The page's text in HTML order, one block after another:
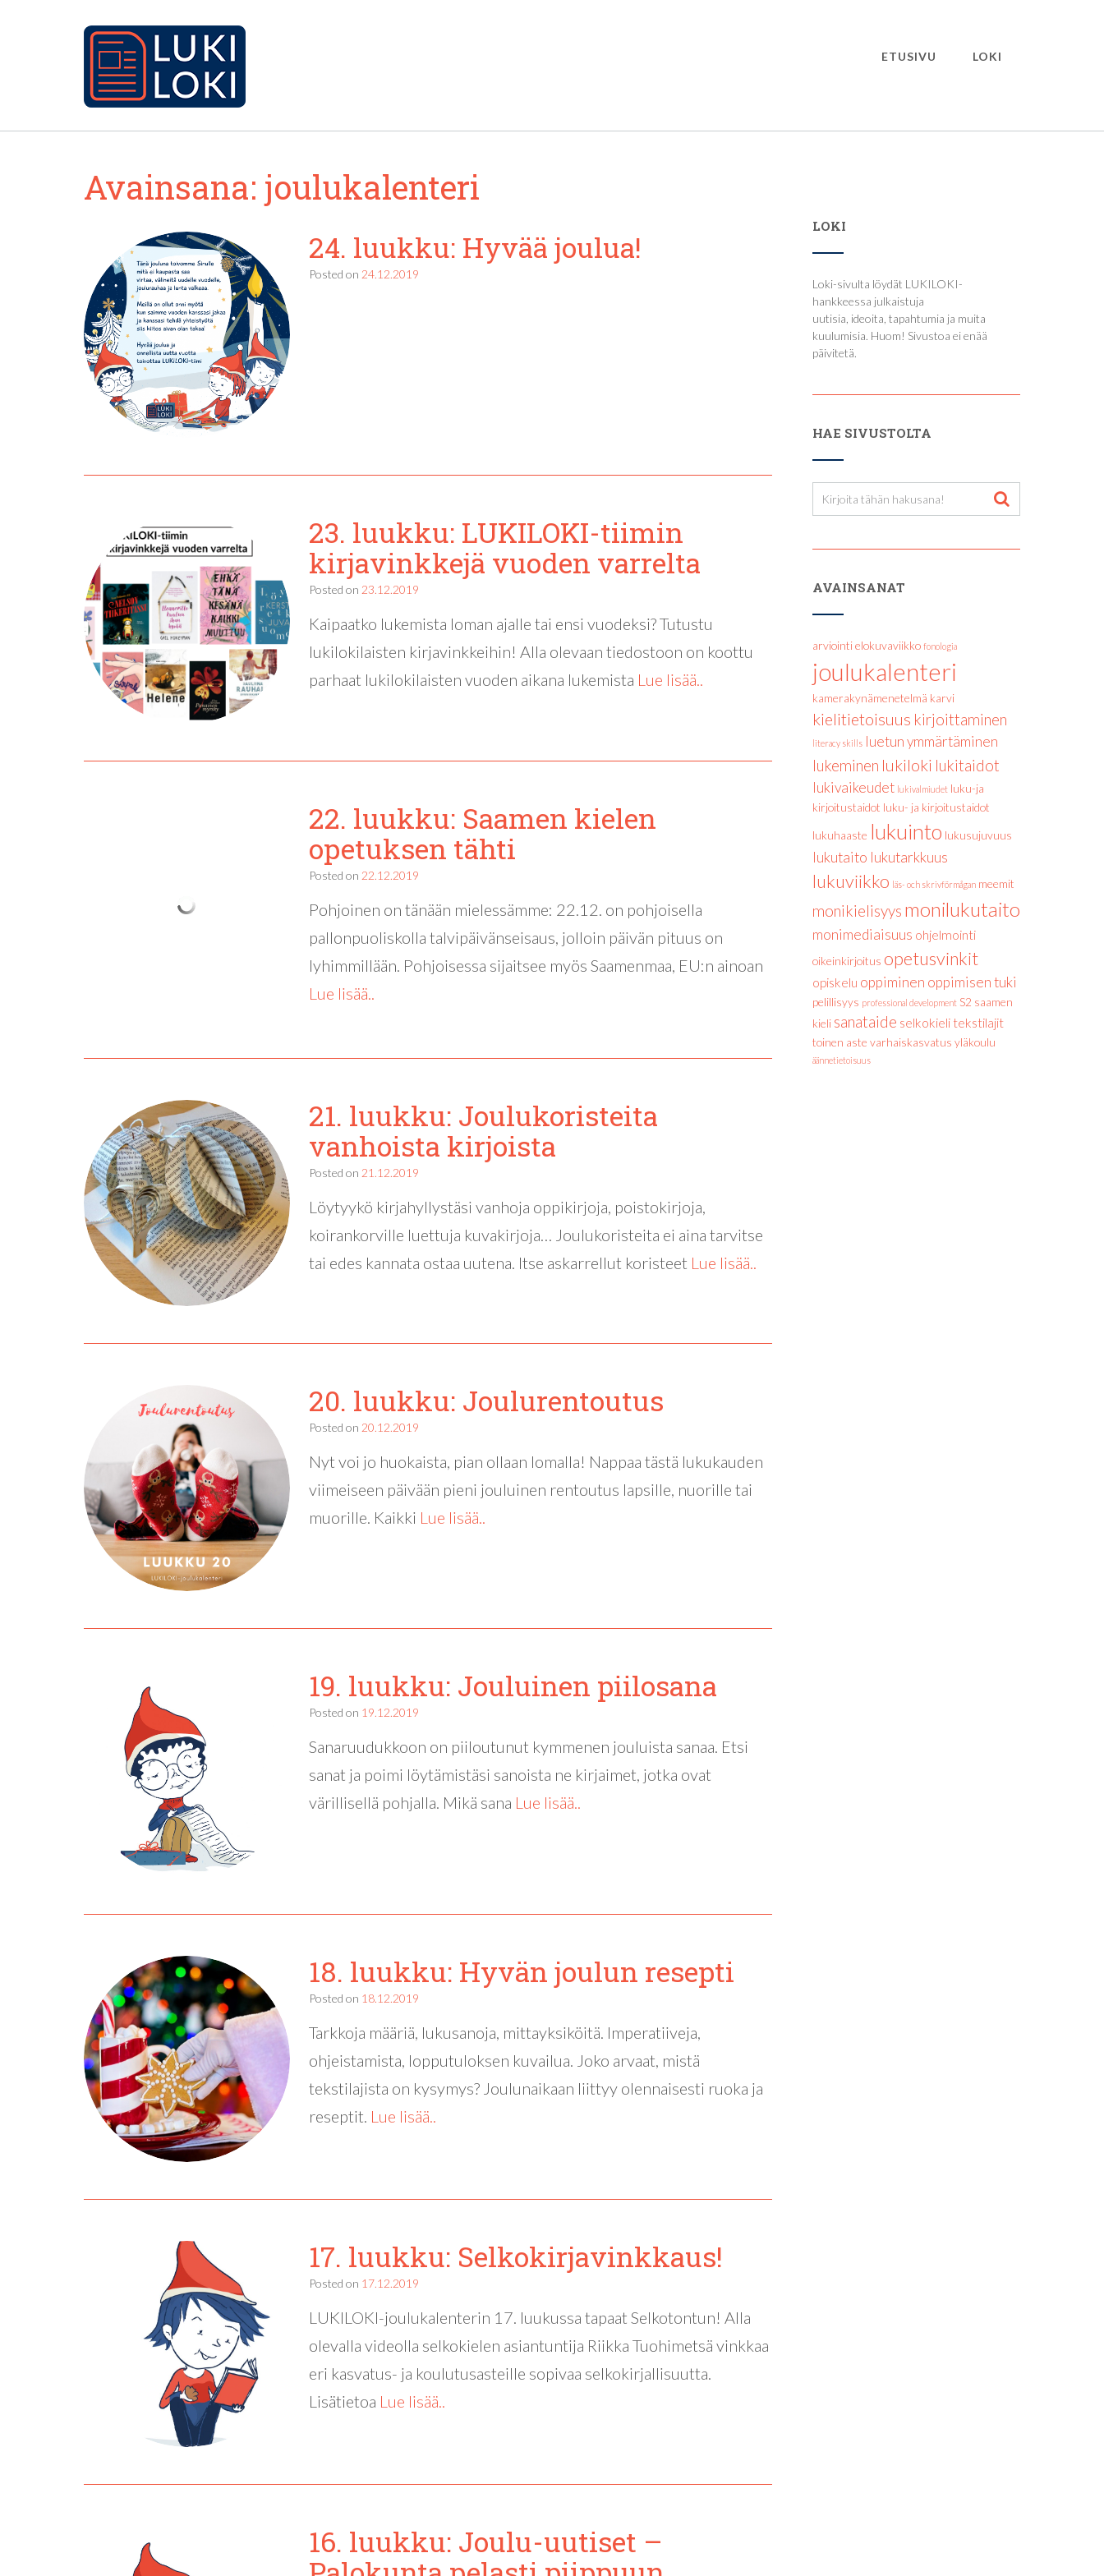
ETUSIVU LOKI
Avainsana: joulukalenteri
24. luukku: Hyvää joulua!
Posted on 24.12.2019
23. luukku: LUKILOKI-tiimin
kirjavinkkejä vuoden varrelta
Posted on 23.12.2019
Kaipaatko lukemista loman ajalle tai ensi vuodeksi? Tutustu
lukilokilaisten kirjavinkkeihin! Alla olevaan tiedostoon on koottu
parhaat lukilokilaisten vuoden aikana lukemista Lue lisää..
22. luukku: Saamen kielen
opetuksen tähti
Posted on 22.12.2019
Pohjoinen on tänään mielessämme: 22.12. on pohjoisella
pallonpuoliskolla talvipäivänseisaus, jolloin päivän pituus on
lyhimmillään. Pohjoisessa sijaitsee myös Saamenmaa, EU:n ainoan
Lue lisää..
21. luukku: Joulukoristeita
vanhoista kirjoista
Posted on 21.12.2019
Löytyykö kirjahyllystäsi vanhoja oppikirjoja, poistokirjoja,
koirankorville luettuja kuvakirjoja… Joulukoristeita ei aina tarvitse
tai edes kannata ostaa uutena. Itse askarrellut koristeet Lue lisää..
20. luukku: Joulurentoutus
Posted on 20.12.2019
Nyt voi jo huokaista, pian ollaan lomalla! Nappaa tästä lukukauden
viimeiseen päivään pieni jouluinen rentoutus lapsille, nuorille tai
muorille. Kaikki Lue lisää..
19. luukku: Jouluinen piilosana
Posted on 19.12.2019
Sanaruudukkoon on piiloutunut kymmenen jouluista sanaa. Etsi
sanat ja poimi löytämistäsi sanoista ne kirjaimet, jotka ovat
värillisellä pohjalla. Mikä sana Lue lisää..
18. luukku: Hyvän joulun resepti
Posted on 18.12.2019
Tarkkoja määriä, lukusanoja, mittayksiköitä. Imperatiiveja,
ohjeistamista, lopputuloksen kuvailua. Joko arvaat, mistä
tekstilajista on kysymys? Joulunaikaan liittyy olennaisesti ruoka ja
reseptit. Lue lisää..
17. luukku: Selkokirjavinkkaus!
Posted on 17.12.2019
LUKILOKI-joulukalenterin 17. luukussa tapaat Selkotontun! Alla
olevalla videolla selkokielen asiantuntija Riikka Tuohimetsä vinkkaa
eri kasvatus- ja koulutusasteille sopivaa selkokirjallisuutta.
Lisätietoa Lue lisää..
16. luukku: Joulu-uutiset –
LOKI
Loki-sivulta löydät LUKILOKI-
hankkeessa julkaistuja
uutisia, ideoita, tapahtumia ja muita
kuulumisia. Huom! Sivustoa ei enää
päivitetä.
HAE SIVUSTOLTA
AVAINSANAT
arviointielokuvaviikko fonologia
joulukalenteri
kamerakynämenetelmä karvi
kielitietoisuus kirjoittaminen
literacy skills luetun ymmärtäminen
lukeminen lukiloki lukitaidot
lukivaikeudet lukivalmiudet luku-ja
kirjoitustaidot luku- ja kirjoitustaidot
lukuhaaste lukuinto lukusujuvuus
lukutaito lukutarkkuus
lukuviikko läs- och skrivförmågan meemit
monikielisyys monilukutaito
monimediaisuus ohjelmointi
oikeinkirjoitus opetusvinkit
opiskelu oppiminen oppimisen tuki
pelillisyys professional development S2 saamen
kieli sanataide selkokieli tekstilajit
toinen aste varhaiskasvatus yläkoulu
äännetietoisuus